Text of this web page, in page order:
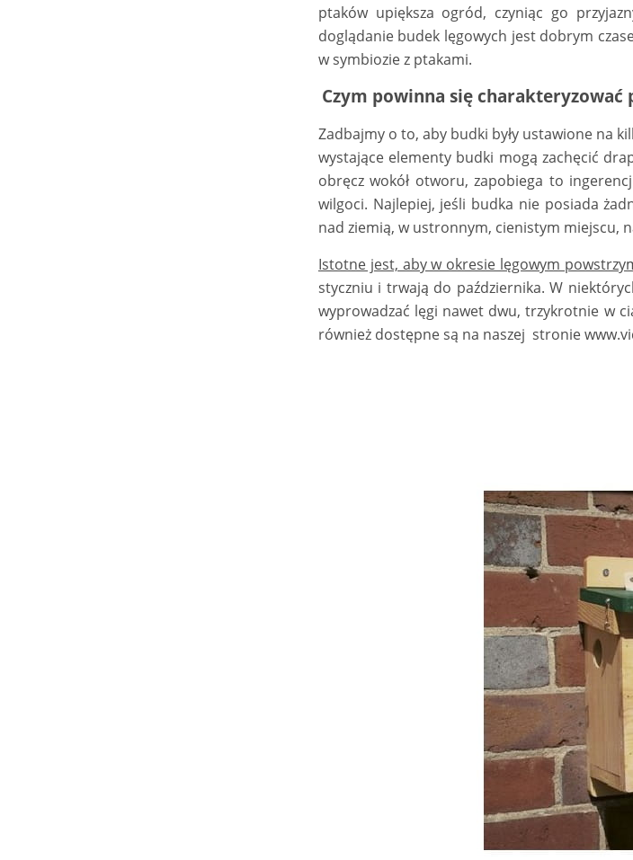
ptaków upiększa ogród, czyniąc go
doglądanie budek lęgowych jest dobrym
w symbiozie z ptakami.
Czym powinna się charakteryzować
Zadbajmy o to, aby budki były ustawione na
wystające elementy budki mogą zachęcić
obręcz wokół otworu, zapobiega to
wilgoci. Najlepiej, jeśli budka nie posiada
nad ziemią, w ustronnym, cienistym miejscu,
Istotne jest, aby w okresie lęgowym
styczniu i trwają do października. W
wyprowadzać lęgi nawet dwu, trzykrotnie w
również dostępne są na naszej stronie